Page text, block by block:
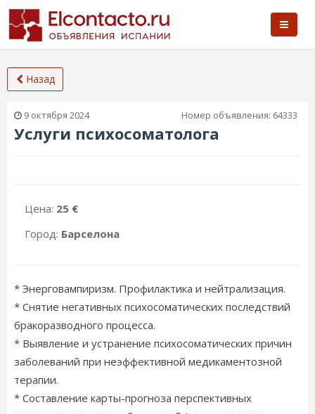
Назад
9 октября 2024 Номер объявления: 64333
Услуги психосоматолога
Цена: 25 €
Город: Барселона
* Энерговампиризм. Профилактика и нейтрализация.
* Снятие негативных психосоматических последствий
бракоразводного процесса.
* Выявление и устранение психосоматических причин
заболеваний при неэффективной медикаментозной
терапии.
* Составление карты-прогноза перспективных